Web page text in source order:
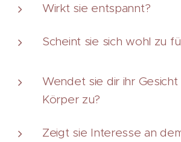
Wirkt sie entspannt?
Scheint sie sich wohl zu
Wendet sie dir ihr
Körper zu?
Zeigt sie Interesse an